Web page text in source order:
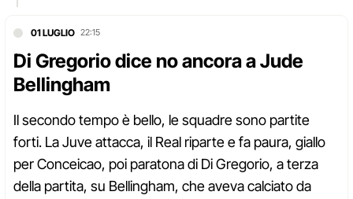
01 LUGLIO 22:15
Di Gregorio dice no ancora a Jude
Bellingham
Il secondo tempo è bello, le squadre sono partite
forti. La Juve attacca, il Real riparte e fa paura, giallo
per Conceicao, poi paratona di Di Gregorio, a terza
della partita, su Bellingham, che aveva calciato da